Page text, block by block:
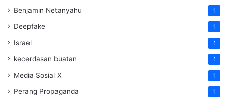
Benjamin Netanyahu 1
Deepfake 1
Israel 1
kecerdasan buatan 1
Media Sosial X 1
Perang Propaganda 1